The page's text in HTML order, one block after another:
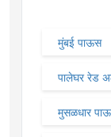
मुंबई पाऊस
पालेघर रेड
मुसळधार